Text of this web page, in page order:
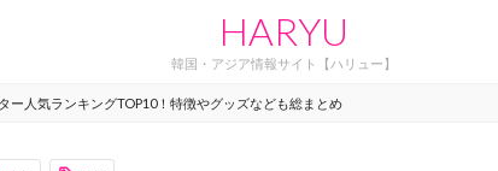
HARYU
韓国・アジア情報サイト【ハリュー】
ー人気ランキングTOP10！特徴やグッズなども総まとめ